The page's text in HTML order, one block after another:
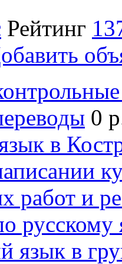
Рейтинг
0
в
работ и
русскому
язык в